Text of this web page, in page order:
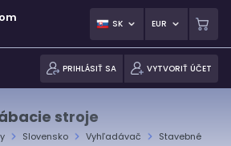
SK EUR
PRIHLÁSIŤ SA VYTVORIŤ ÚČET
stroje
Slovensko Vyhľadávač
Stavebné